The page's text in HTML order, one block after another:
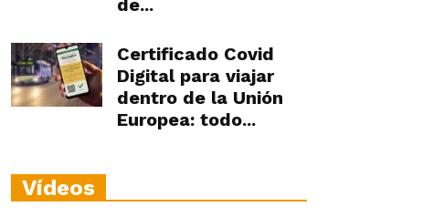
de...
Certificado Covid
Digital para viajar
dentro de la Unión
Europea: todo...
Vídeos